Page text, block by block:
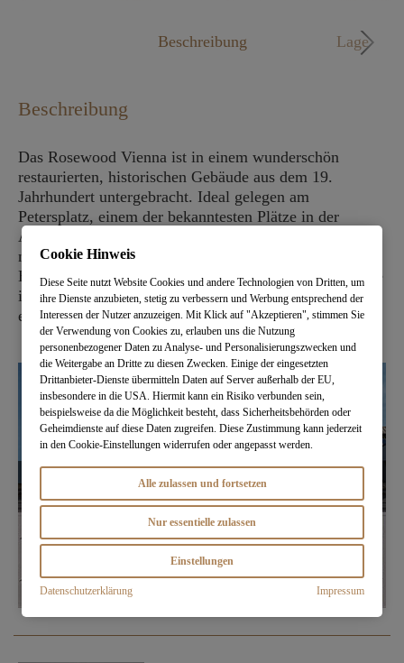
Beschreibung Lage
Beschreibung
Das Rosewood Vienna ist in einem wunderschön
restaurierten, historischen Gebäude aus dem 19.
Jahrhundert untergebracht. Ideal gelegen am
Petersplatz, einem der bekanntesten Plätze in der
Altstadt von Wien, befindet sich das Rosewood Vienna
nur wenige Schritte von den luxuriösesten
Einkaufsmöglichkeiten und Restaurants der Stadt sowie
ihren berühmtesten historischen Sehenswürdigkeiten
entfernt.
Cookie Hinweis
Diese Seite nutzt Website Cookies und andere Technologien von Dritten, um
ihre Dienste anzubieten, stetig zu verbessern und Werbung entsprechend der
Interessen der Nutzer anzuzeigen. Mit Klick auf "Akzeptieren", stimmen Sie
der Verwendung von Cookies zu, erlauben uns die Nutzung
personenbezogener Daten zu Analyse- und Personalisierungszwecken und
die Weitergabe an Dritte zu diesen Zwecken. Einige der eingesetzten
Drittanbieter-Dienste übermitteln Daten auf Server außerhalb der EU,
insbesondere in die USA. Hiermit kann ein Risiko verbunden sein,
beispielsweise da die Möglichkeit besteht, dass Sicherheitsbehörden oder
Geheimdienste auf diese Daten zugreifen. Diese Zustimmung kann jederzeit
in den Cookie-Einstellungen widerrufen oder angepasst werden.
Alle zulassen und fortsetzen
Nur essentielle zulassen
Einstellungen
Datenschutzerklärung Impressum